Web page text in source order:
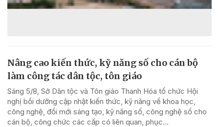
Nâng cao kiến thức, kỹ năng số cho cán bộ
làm công tác dân tộc, tôn giáo
Sáng 5/8, Sở Dân tộc và Tôn giáo Thanh Hóa tổ chức Hội
nghị bồi dưỡng cập nhật kiến thức, kỹ năng về khoa học,
công nghệ, đổi mới sáng tạo, kỹ năng số, công nghệ số cho
cán bộ, công chức các cấp có liên quan, phục...